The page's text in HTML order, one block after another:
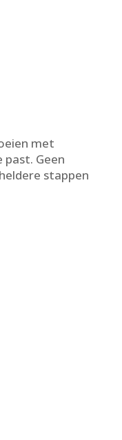
met
Geen
stappen